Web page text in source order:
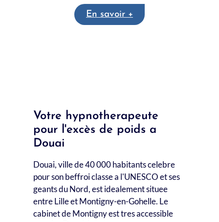
En savoir +
Votre hypnotherapeute
pour l'excès de poids a
Douai
Douai, ville de 40 000 habitants celebre
pour son beffroi classe a l'UNESCO et ses
geants du Nord, est idealement situee
entre Lille et Montigny-en-Gohelle. Le
cabinet de Montigny est tres accessible